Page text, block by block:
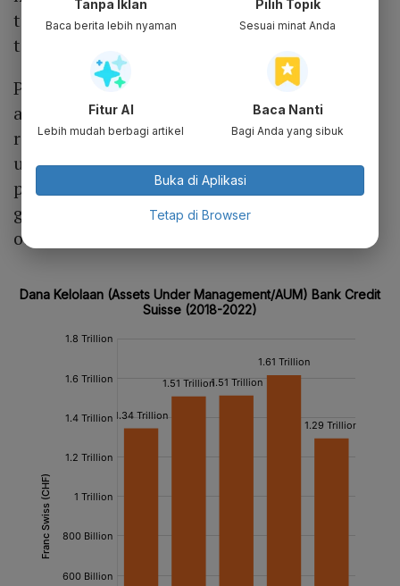
tidak mengomentari tuntutan hukum
tersebut.
Pakar hukum menyatakan keraguan tentang
apakah investor akan berhasil menggugat
regulator Swiss. Namun mengingat bahwa
undang-undang Swiss hanya mengizinkan
periode terbatas untuk mengajukan klaim,
gugatan memang harus diajukan pemegang
obligasi sekarang atau tidak sama sekali.
Tanpa Iklan
Baca berita lebih nyaman
Pilih Topik
Sesuai minat Anda
Fitur AI
Lebih mudah berbagi artikel
Baca Nanti
Bagi Anda yang sibuk
Buka di Aplikasi
Tetap di Browser